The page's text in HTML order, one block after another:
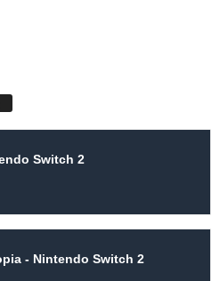
Switch 2
- Nintendo Switch 2